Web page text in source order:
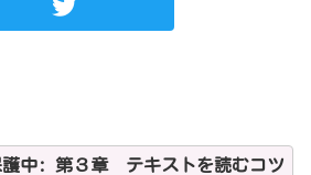
護中: 第３章 テキストを読むコツ